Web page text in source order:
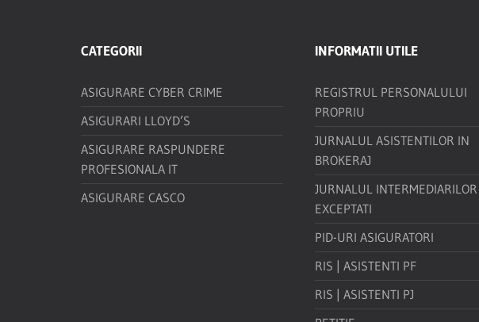
CATEGORII
ASIGURARE CYBER CRIME
ASIGURARI LLOYD’S
ASIGURARE RASPUNDERE
PROFESIONALA IT
ASIGURARE CASCO
INFORMATII UTILE
REGISTRUL PERSONALULUI
PROPRIU
JURNALUL ASISTENTILOR IN
BROKERAJ
JURNALUL INTERMEDIARILOR
EXCEPTATI
PID-URI ASIGURATORI
RIS | ASISTENTI PF
RIS | ASISTENTI PJ